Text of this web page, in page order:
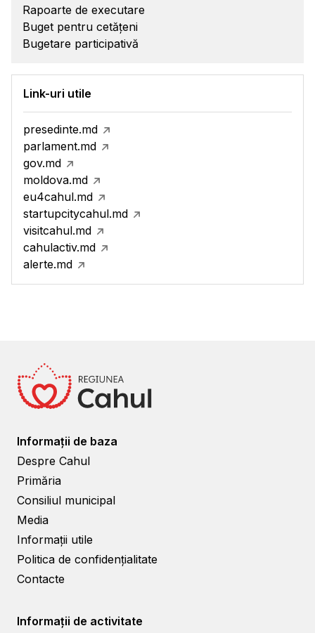
Rapoarte de executare
Buget pentru cetățeni
Bugetare participativă
Link-uri utile
presedinte.md
parlament.md
gov.md
moldova.md
eu4cahul.md
startupcitycahul.md
visitcahul.md
cahulactiv.md
alerte.md
Informații de baza
Despre Cahul
Primăria
Consiliul municipal
Media
Informații utile
Politica de confidențialitate
Contacte
Informații de activitate